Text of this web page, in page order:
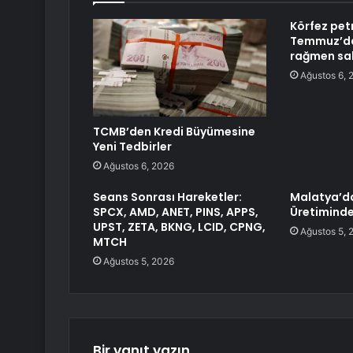
TCMB’den Kredi Büyümesine
Yeni Tedbirler
Ağustos 6, 2026
Körfez
rağmen
Ağustos 6,
Seans Sonrası Hareketler:
SPCX, AMD, ANET, PINS, APPS,
UPST, ZETA, BKNG, LCID, CPNG,
MTCH
Ağustos 5, 2026
Ağustos 5,